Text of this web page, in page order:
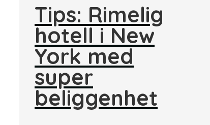
Tips: Rimelig
hotell i New
York med
super
beliggenhet